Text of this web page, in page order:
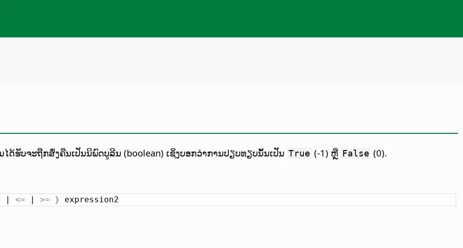
ດ້ຮັບຈະຖືກສົ່ງຄືນເປັນນິພົດບູລີນ (boolean) ເຊິ່ງບອກວ່າການປຽບທຽບນັ້ນເປັນ True (-1) ຫຼື False (0).
| <= | >= } expression2